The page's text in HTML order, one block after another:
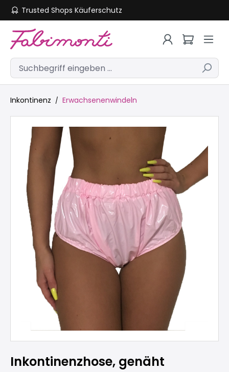
Zum Hauptinhalt springen
Trusted Shops Käuferschutz
Inkontinenz Erwachsenenwindeln
Inkontinenzhose, genäht